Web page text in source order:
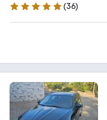
4.8 Sterne
(36)